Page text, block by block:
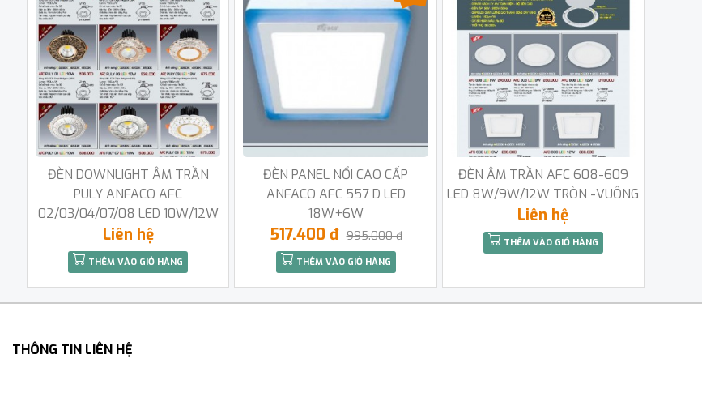
ĐÈN DOWNLIGHT ÂM TRẦN
PULY ANFACO AFC
02/03/04/07/08 LED 10W/12W
Liên hệ
THÊM VÀO GIỎ HÀNG
ĐÈN PANEL NỔI CAO CẤP
ANFACO AFC 557 D LED
18W+6W
517.400 đ 995.000 đ
THÊM VÀO GIỎ HÀNG
ĐÈN ÂM TRẦN AFC 608-609
LED 8W/9W/12W TRÒN -VUÔNG
Liên hệ
THÊM VÀO GIỎ HÀNG
THÔNG TIN LIÊN HỆ